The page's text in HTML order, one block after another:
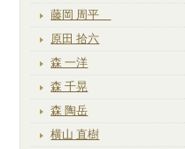
藤岡 周平
原田 拾六
森 一洋
森 千晃
森 陶岳
横山 直樹